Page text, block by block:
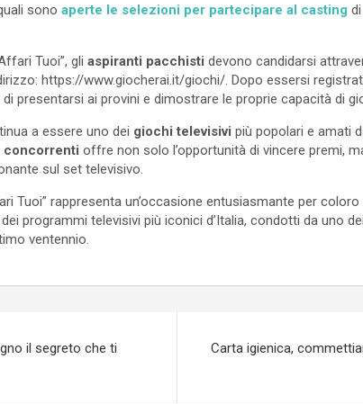
sono aperte le selezioni per partecipare al casting di
Tuoi”, gli aspiranti pacchisti devono candidarsi
https://www.giocherai.it/giochi/. Dopo essersi
presentarsi ai provini e dimostrare le proprie capacità di
a essere uno dei giochi televisivi più popolari e amati
concorrenti offre non solo l’opportunità di vincere premi,
sul set televisivo.
Tuoi” rappresenta un’occasione entusiasmante per
programmi televisivi più iconici d’Italia, condotti da uno
ventennio.
il segreto che ti
Carta igienica,